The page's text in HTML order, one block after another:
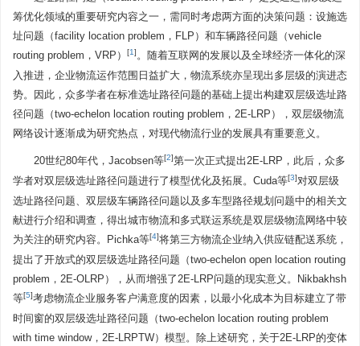
筹优化领域的重要研究内容之一，需同时考虑两方面的决策问题：设施选
址问题（facility location problem，FLP）和车辆路径问题（vehicle
routing problem，VRP）
[1]。随着互联网的发展以及全球经济一体化的深
入推进，企业物流运作范围日益扩大，物流系统亦呈现出多层级的演进态
势。因此，众多学者在标准选址路径问题的基础上提出构建双层级选址路
径问题（two-echelon location routing problem，2E-LRP），双层级物流
网络设计逐渐成为研究热点，对现代物流行业的发展具有重要意义。
20世纪80年代，Jacobsen等[2]第一次正式提出2E-LRP，此后，众多
学者对双层级选址路径问题进行了模型优化及拓展。Cuda等[3]对双层级
选址路径问题、双层级车辆路径问题以及多车型路径规划问题中的相关文
献进行介绍和调查，得出城市物流和多式联运系统是双层级物流网络中较
为关注的研究内容。Pichka等[4]将第三方物流企业纳入供应链配送系统，
提出了开放式的双层级选址路径问题（two-echelon open location routing
problem，2E-OLRP），从而增强了2E-LRP问题的现实意义。Nikbakhsh
等[5]考虑物流企业服务客户满意度的因素，以最小化成本为目标建立了带
时间窗的双层级选址路径问题（two-echelon location routing problem
with time window，2E-LRPTW）模型。除上述研究，关于2E-LRP的变体